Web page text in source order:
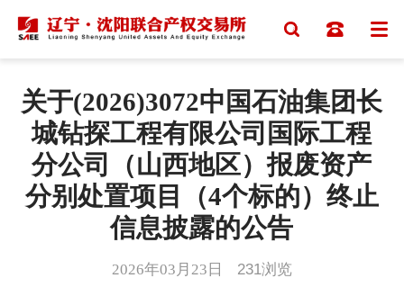
关于(2026)3072中国石油集团长
城钻探工程有限公司国际工程
分公司（山西地区）报废资产
分别处置项目（4个标的）终止
信息披露的公告
2026年03月23日 231浏览